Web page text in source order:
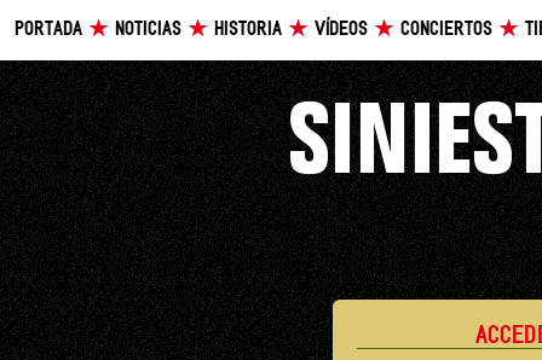
PORTADA NOTICIAS HISTORIA VÍDEOS CONCIERTOS